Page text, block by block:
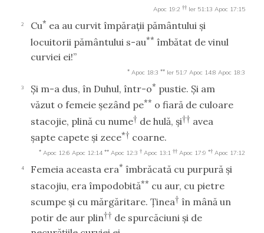
Apoc 19:2 †† Ier 51:13 Apoc 17:15
2 Cu* ea au curvit împăraţii pământului şi
locuitorii pământului s-au** îmbătat de vinul
curviei ei!”
* Apoc 18:3 ** Ier 51:7 Apoc 14:8 Apoc 18:3
3 Şi m-a dus, în Duhul, într-o* pustie. Şi am
văzut o femeie şezând pe** o fiară de culoare
stacojie, plină cu nume† de hulă, şi†† avea
şapte capete şi zece*† coarne.
* Apoc 12:6 Apoc 12:14 ** Apoc 12:3 † Apoc 13:1 †† Apoc 17:9 *† Apoc 17:12
4 Femeia aceasta era* îmbrăcată cu purpură şi
stacojiu, era împodobită** cu aur, cu pietre
scumpe şi cu mărgăritare. Ţinea† în mână un
potir de aur plin†† de spurcăciuni şi de